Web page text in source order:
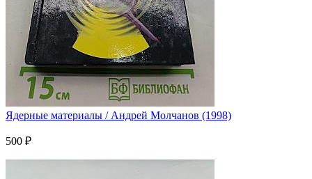
Ядерные материалы / Андрей Молчанов (1998)
500 ₽